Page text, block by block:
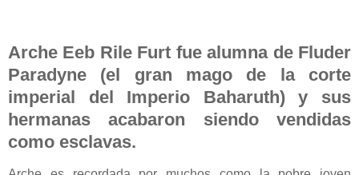
Arche Eeb Rile Furt fue alumna de Fluder
Paradyne (el gran mago de la corte
imperial del Imperio Baharuth) y sus
hermanas acabaron siendo vendidas
como esclavas.